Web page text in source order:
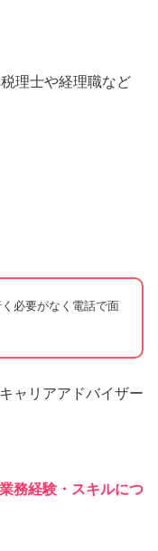
理士や経理職など
必要がなく電話で面
ャリアアドバイザー
務経験・スキルにつ